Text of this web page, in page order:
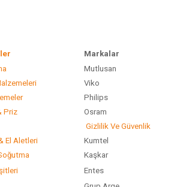
Markalar
Mutlusan
Viko
Philips
Priz Osram
Gizlilik Ve Güvenlik
El Aletleri
Kumtel
Kaşkar
Entes